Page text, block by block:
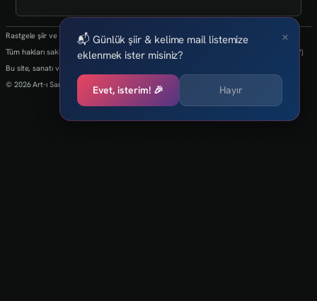
Rastgele şiir ve kelimeler her 24 saatte bir yenilenmektedir.
Tüm hakları saklıdır.(biz kaybettik bulan varsa info@art-isanat.com.tr'ye mail atabilir mi?)
Bu site, sanatı ve yaratıcılığı dijital dünyaya taşıma arzusu ile kurulmuştur.
© 2026 Art-ı Sanat
×
📬 Günlük şiir & kelime mail listemize
eklenmek ister misiniz?
Evet, isterim! 🎉 Hayır